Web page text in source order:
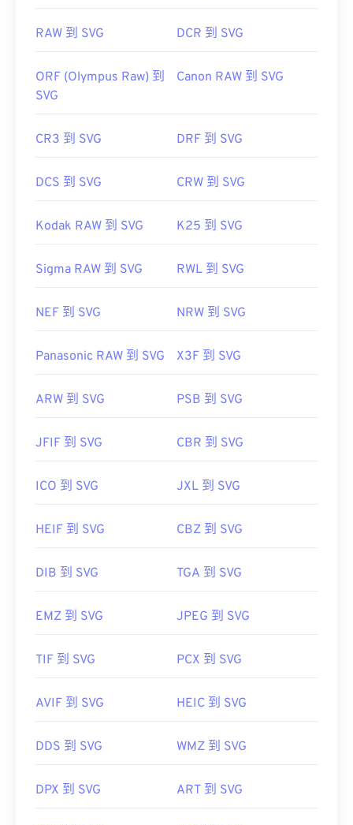
RAW 到 SVG DCR 到 SVG
ORF (Olympus Raw) 到
SVG
Canon RAW 到 SVG
CR3 到 SVG DRF 到 SVG
DCS 到 SVG CRW 到 SVG
Kodak RAW 到 SVG K25 到 SVG
Sigma RAW 到 SVG RWL 到 SVG
NEF 到 SVG NRW 到 SVG
Panasonic RAW 到 SVG X3F 到 SVG
ARW 到 SVG PSB 到 SVG
JFIF 到 SVG CBR 到 SVG
ICO 到 SVG JXL 到 SVG
HEIF 到 SVG CBZ 到 SVG
DIB 到 SVG TGA 到 SVG
EMZ 到 SVG JPEG 到 SVG
TIF 到 SVG PCX 到 SVG
AVIF 到 SVG HEIC 到 SVG
DDS 到 SVG WMZ 到 SVG
DPX 到 SVG ART 到 SVG